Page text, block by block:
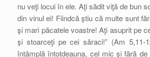
nu veţi locui în ele. Aţi sădit viţă de bun
din vinul ei! Fiindcă ştiu că multe sunt
şi mari păcatele voastre! Aţi asuprit pe
şi stoarceţi pe cei săraci!” (Am 5,11-
întâmplă întotdeauna, cel mic şi fără de